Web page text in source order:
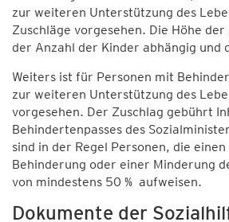
zur weiteren Unterstützung des
Zuschläge vorgesehen. Die Höhe
der Anzahl der Kinder abhängig und
Weiters ist für Personen mit
zur weiteren Unterstützung des
vorgesehen. Der Zuschlag gebührt
Behindertenpasses des
sind in der Regel Personen, die einen
Behinderung oder einer Minderung
von mindestens 50 % aufweisen.
Dokumente der